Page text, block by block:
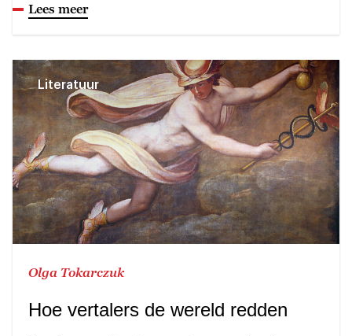
Lees meer
Literatuur
Olga Tokarczuk
Hoe vertalers de wereld redden